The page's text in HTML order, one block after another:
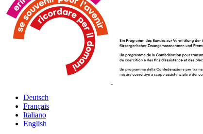
Deutsch
Français
Italiano
English